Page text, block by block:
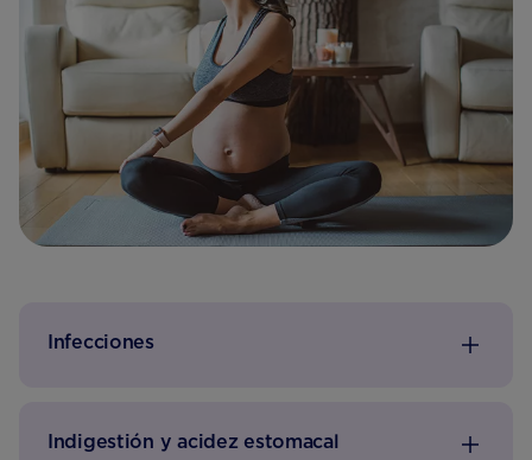
Infecciones
Indigestión y acidez estomacal